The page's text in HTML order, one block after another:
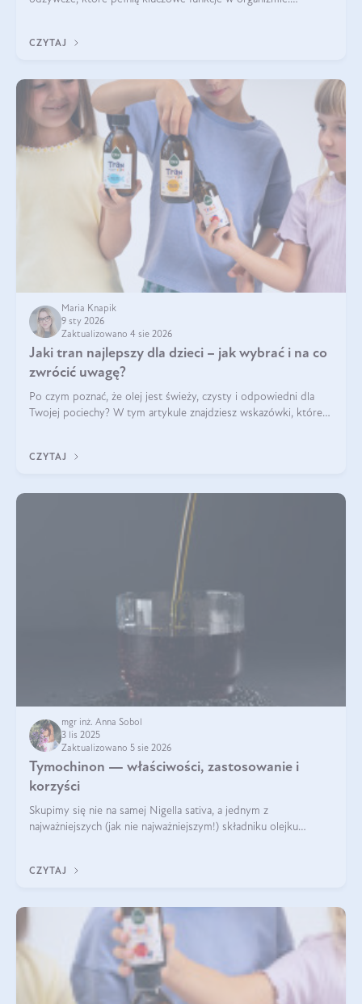
CZYTAJ
Maria Knapik
9 sty 2026
Zaktualizowano 4 sie 2026
Jaki tran najlepszy dla dzieci – jak wybrać i na co
zwrócić uwagę?
Po czym poznać, że olej jest świeży, czysty i odpowiedni dla
Twojej pociechy? W tym artykule znajdziesz wskazówki, które
CZYTAJ
mgr inż. Anna Sobol
3 lis 2025
Zaktualizowano 5 sie 2026
Tymochinon — właściwości, zastosowanie i
korzyści
Skupimy się nie na samej Nigella sativa, a jednym z
najważniejszych (jak nie najważniejszym!) składniku olejku
CZYTAJ